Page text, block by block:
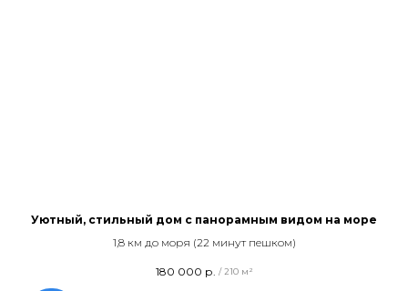
Уютный, стильный дом с панорамным видом на море
1,8 км до моря (22 минут пешком)
180 000 р. / 210 м²